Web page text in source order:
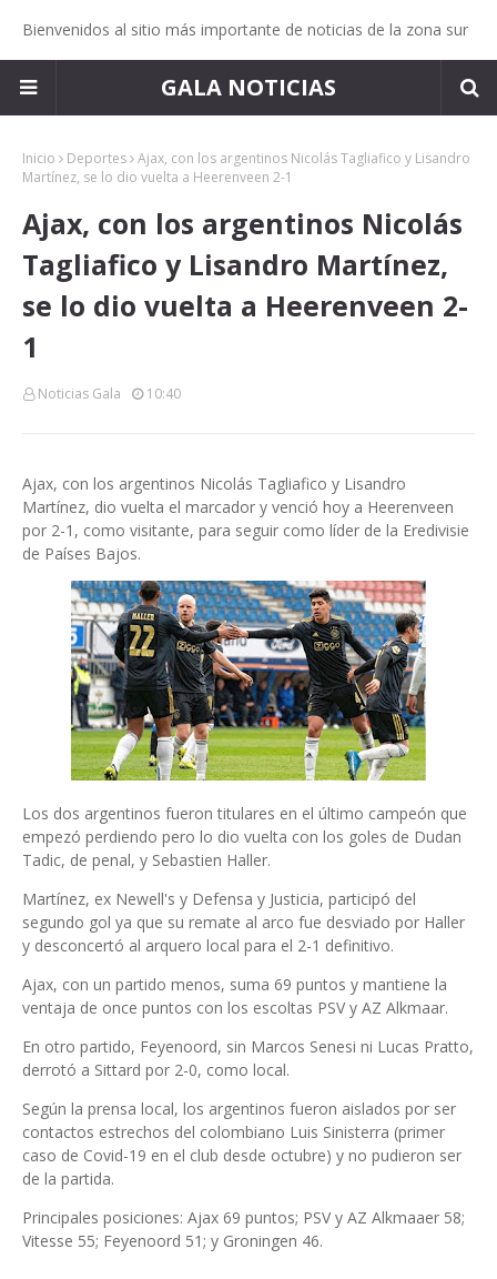
Bienvenidos al sitio más importante de noticias de la zona sur
GALA NOTICIAS
Inicio Deportes Ajax, con los argentinos Nicolás Tagliafico y Lisandro
Martínez, se lo dio vuelta a Heerenveen 2-1
Ajax, con los argentinos Nicolás
Tagliafico y Lisandro Martínez,
se lo dio vuelta a Heerenveen 2-
1
Noticias Gala 10:40
Ajax, con los argentinos Nicolás Tagliafico y Lisandro
Martínez, dio vuelta el marcador y venció hoy a Heerenveen
por 2-1, como visitante, para seguir como líder de la Eredivisie
de Países Bajos.
Los dos argentinos fueron titulares en el último campeón que
empezó perdiendo pero lo dio vuelta con los goles de Dudan
Tadic, de penal, y Sebastien Haller.
Martínez, ex Newell's y Defensa y Justicia, participó del
segundo gol ya que su remate al arco fue desviado por Haller
y desconcertó al arquero local para el 2-1 definitivo.
Ajax, con un partido menos, suma 69 puntos y mantiene la
ventaja de once puntos con los escoltas PSV y AZ Alkmaar.
En otro partido, Feyenoord, sin Marcos Senesi ni Lucas Pratto,
derrotó a Sittard por 2-0, como local.
Según la prensa local, los argentinos fueron aislados por ser
contactos estrechos del colombiano Luis Sinisterra (primer
caso de Covid-19 en el club desde octubre) y no pudieron ser
de la partida.
Principales posiciones: Ajax 69 puntos; PSV y AZ Alkmaaer 58;
Vitesse 55; Feyenoord 51; y Groningen 46.